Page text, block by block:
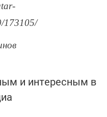
173105/
и интересным в